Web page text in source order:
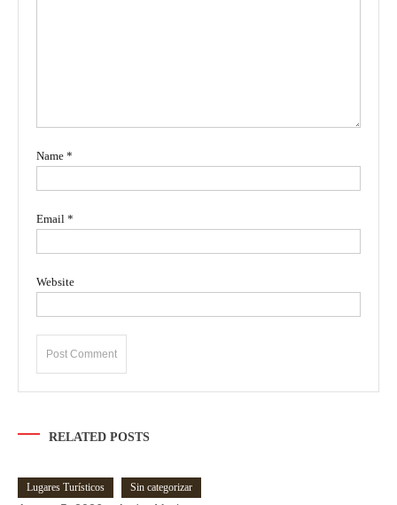
Name *
Email *
Website
RELATED POSTS
Lugares Turísticos Sin categorizar